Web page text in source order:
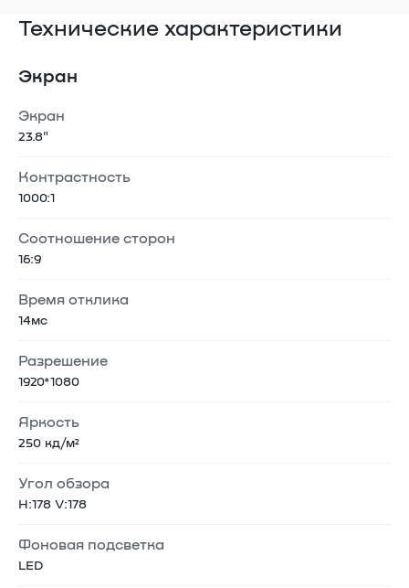
Технические характеристики
Экран
Экран
23.8"
Контрастность
1000:1
Соотношение сторон
16:9
Время отклика
14мс
Разрешение
1920*1080
Яркость
250 кд/м²
Угол обзора
H:178 V:178
Фоновая подсветка
LED